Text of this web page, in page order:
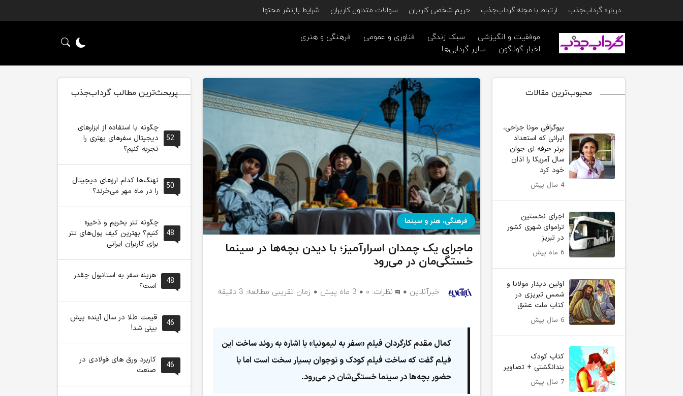
درباره گرداب‌جذب ارتباط با مجله گرداب‌جذب حریم شخصی کاربران سوالات متداول کاربران شرایط بازنشر محتوا
موفقیت و انگیزشی سبک زندگی فناوری و عمومی
فرهنگی و هنری
اخبار گوناگون
سایر گردابی‌ها
محبوب‌ترین مقالات
بیوگرافی مونا جراحی،
ایرانی که استعداد
برتر حرفه ای جوان
سال آمریکا را اذان
خود کرد
4 سال پیش
اجرای نخستین
تراموای شهری کشور
در تبریز
6 ماه پیش
اولین دیدار مولانا و
شمس تبریزی در
کتاب ملت عشق
6 سال پیش
کتاب کودک
بندانگشتی + تصاویر
7 سال پیش
فرهنگی، هنر و سینما
ماجرای یک چمدان اسرارآمیز؛ با دیدن بچه‌ها در سینما
خستگی‌مان در می‌رود
خبرآنلاین نظرات: ۰ 3 ماه پیش زمان تقریبی مطالعه: 3 دقیقه
کمال مقدم کارگردان فیلم «سفر به لیمونیا» با اشاره به روند ساخت این
فیلم گفت که ساخت فیلم کودک و نوجوان بسیار سخت است اما با
حضور بچه‌ها در سینما خستگی‌شان در می‌رود.
پربحث‌ترین مطالب گرداب‌جذب
52
چگونه با استفاده از ابزارهای
دیجیتال سفرهای بهتری را
تجربه کنیم؟
50
نهنگ‌ها کدام ارزهای دیجیتال
را در ماه مهر می‌خرند؟
48
چگونه تتر بخریم و ذخیره
کنیم؟ بهترین کیف پول‌های تتر
برای کاربران ایرانی
48
هزینه سفر به استانبول چقدر
است؟
46
قیمت طلا در سال آینده پیش
بینی شد!
46
کاربرد ورق های فولادی در
صنعت